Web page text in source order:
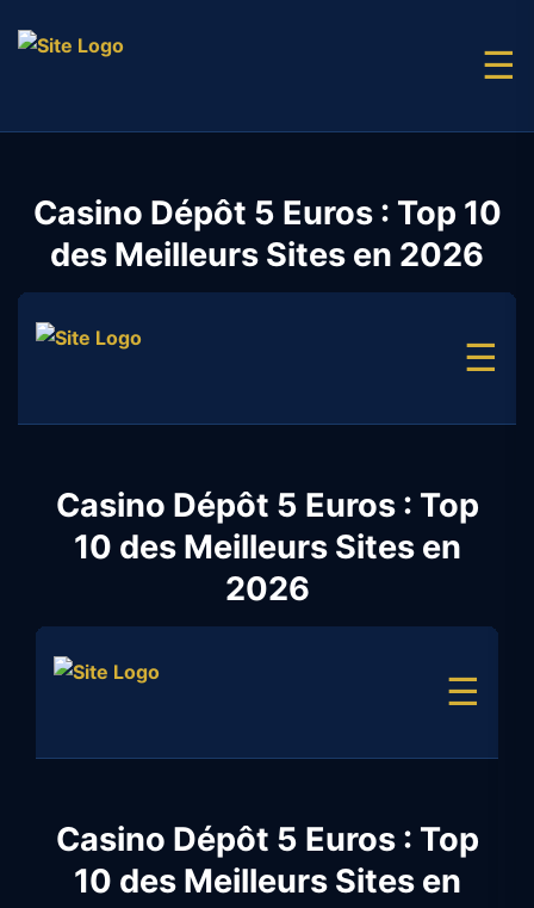
☰
Casino Dépôt 5 Euros : Top 10
des Meilleurs Sites en 2026